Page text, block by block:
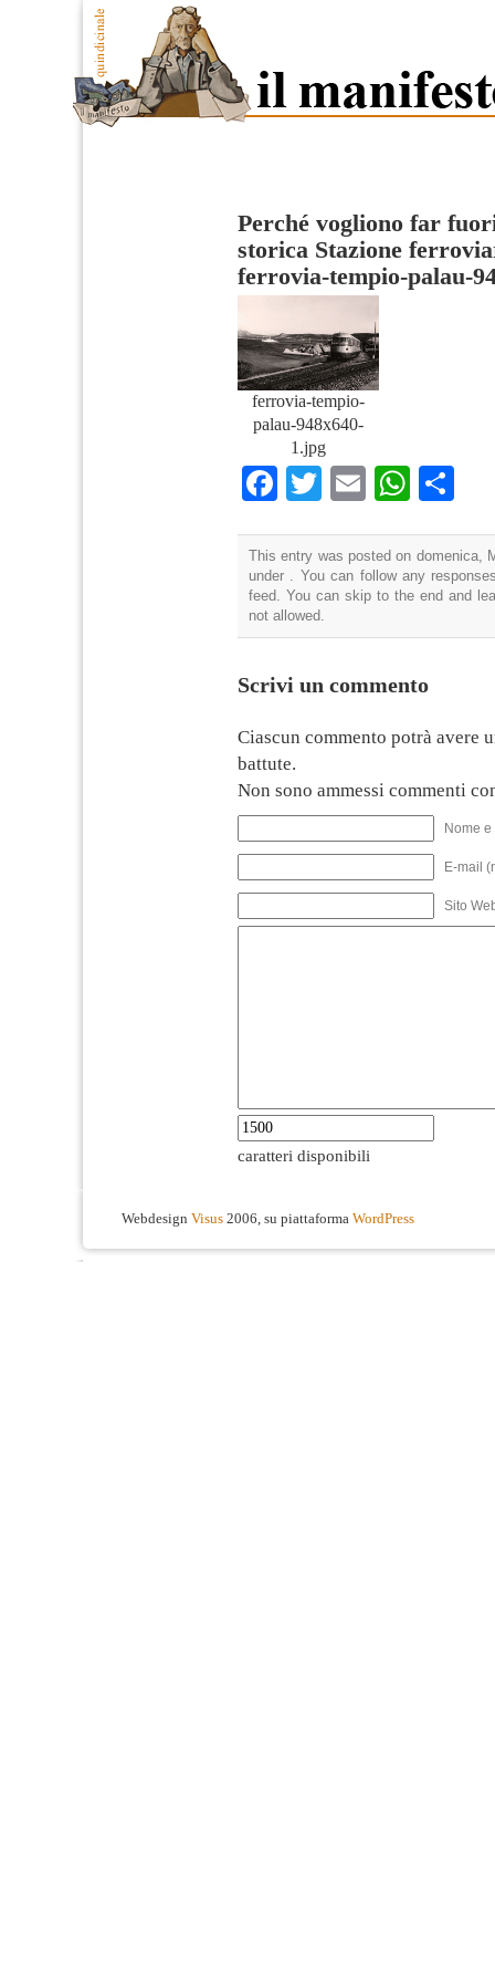
Perché vogliono far
storica Stazione
ferrovia-tempio-palau-
ferrovia-tempio-
palau-948x640-
1.jpg
Facebook
TwitterEmail
This entry was posted on domenica,
under . You can follow any
feed. You can skip to the end and
not allowed.
Scrivi un commento
Ciascun commento potrà avere
battute.
Non sono ammessi commenti
Nome
E-mail
Sito
caratteri disponibili
Webdesign Visus 2006, su piattaforma WordPress